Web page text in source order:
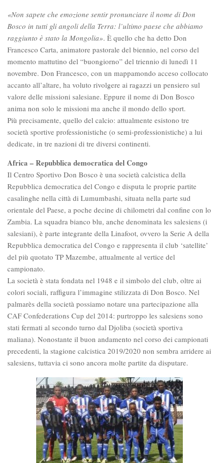
«Non sapete che emozione sentir pronunciare il nome di Don
Bosco in tutti gli angoli della Terra: l’ultimo paese che abbiamo
raggiunto è stato la Mongolia». È quello che ha detto Don
Francesco Carta, animatore pastorale del biennio, nel corso del
momento mattutino del “buongiorno” del triennio di lunedì 11
novembre. Don Francesco, con un mappamondo acceso collocato
accanto all’altare, ha voluto rivolgere ai ragazzi un pensiero sul
valore delle missioni salesiane. Eppure il nome di Don Bosco
anima non solo le missioni ma anche il mondo dello sport.
Più precisamente, quello del calcio: attualmente esistono tre
società sportive professionistiche (o semi-professionistiche) a lui
dedicate, in tre nazioni di tre diversi continenti.
Africa – Repubblica democratica del Congo
Il Centro Sportivo Don Bosco è una società calcistica della
Repubblica democratica del Congo e disputa le proprie partite
casalinghe nella città di Lumumbashi, situata nella parte sud
orientale del Paese, a poche decine di chilometri dal confine con lo
Zambia. La squadra bianco blu, anche denominata les salesiens (i
salesiani), è parte integrante della Linafoot, ovvero la Serie A della
Repubblica democratica del Congo e rappresenta il club ‘satellite’
del più quotato TP Mazembe, attualmente al vertice del
campionato.
La società è stata fondata nel 1948 e il simbolo del club, oltre ai
colori sociali, raffigura l’immagine stilizzata di Don Bosco. Nel
palmarès della società possiamo notare una partecipazione alla
CAF Confederations Cup del 2014: purtroppo les salesiens sono
stati fermati al secondo turno dal Djoliba (società sportiva
maliana). Nonostante il buon andamento nel corso dei campionati
precedenti, la stagione calcistica 2019/2020 non sembra arridere ai
salesiens, tuttavia ci sono ancora molte partite da disputare.